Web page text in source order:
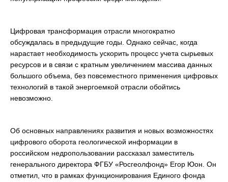
Цифровая трансформация отрасли многократно
обсуждалась в предыдущие годы. Однако сейчас, когда
нарастает необходимость ускорить процесс учета сырьевых
ресурсов и в связи с кратным увеличением массива данных
большого объема, без повсеместного применения цифровых
технологий в такой энергоемкой отрасли обойтись
невозможно.
Об основных направлениях развития и новых возможностях
цифрового оборота геологической информации в
российском недропользовании рассказал заместитель
генерального директора ФГБУ «Росгеолфонд» Егор Юон. Он
отметил, что в рамках функционирования Единого фонда